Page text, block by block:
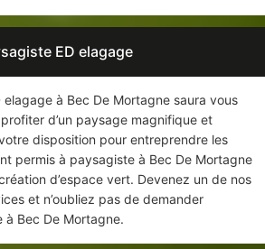
ED elagage
elagage à Bec De Mortagne saura vous
d’un paysage magnifique et
disposition pour entreprendre les
permis à paysagiste à Bec De Mortagne
d’espace vert. Devenez un de nos
et n’oubliez pas de demander
Bec De Mortagne.